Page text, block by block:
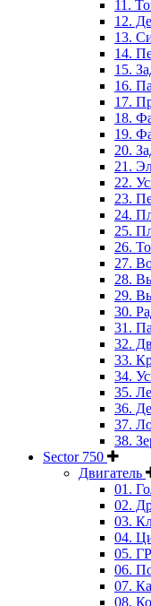
11.
12.
13.
14.
15.
16.
17.
18.
19.
20.
21.
22.
23.
24.
25.
26.
27.
28.
29.
30.
31.
32.
33.
34.
35.
36.
37.
38.
Sector 750
Двигатель
01.
02.
03.
04.
05.
06.
07.
08.